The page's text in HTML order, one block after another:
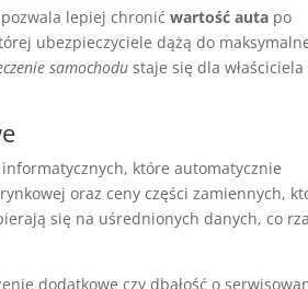
lepiej chronićwartość auta po
ubezpieczyciele dążą do
samochodu staje się dla właściciela
które automatycznie
oraz ceny części zamiennych,
się na uśrednionych danych, co
dodatkowe czy dbałość o